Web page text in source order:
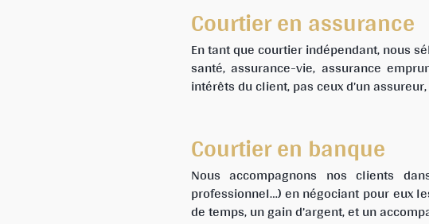
Courtier en assurance
En tant que courtier indépendant, nous
santé, assurance-vie, assurance
intérêts du client, pas ceux d’un
Courtier en banque
Nous accompagnons nos clients
professionnel…) en négociant pour eux
de temps, un gain d’argent, et un